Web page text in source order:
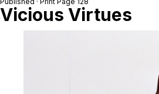
Vicious Virtues